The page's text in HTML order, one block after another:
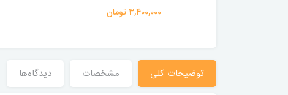
3,400,000 تومان
توضیحات کلی مشخصات دیدگاه‌ها